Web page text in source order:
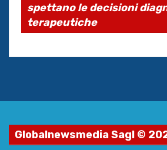
spettano le decisioni
terapeutiche
Globalnewsmedia Sagl ©